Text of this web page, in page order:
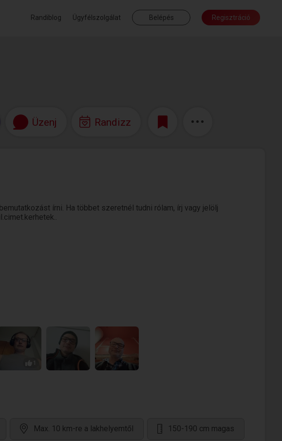
Randiblog Ügyfélszolgálat Belépés Regisztráció
Üzenj Randizz
írni. Ha többet szeretnél tudni rólam, írj vagy jelölj
1
Max. 10 km-re a lakhelyemtől 150-190 cm magas